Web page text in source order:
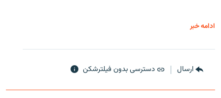
ادامه خبر
ارسال دسترسی بدون فیلترشکن